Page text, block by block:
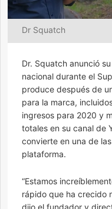
Dr Squatch
Dr. Squatch anunció
nacional durante el
produce después de
para la marca,
ingresos para 2020 y
totales en su canal de
convierte en una de
plataforma.
“Estamos
rápido que ha crecido